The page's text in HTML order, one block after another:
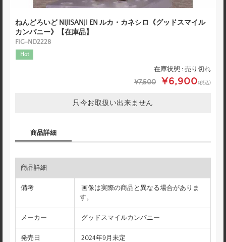
ねんどろいど NIJISANJI EN ルカ・カネシロ《グッドスマイル
カンパニー》【在庫品】
FIG-ND2228
Hot
在庫状態 : 売り切れ
¥7,500 ¥6,900(税込)
只今お取扱い出来ません
商品詳細
商品詳細
備考
画像は実際の商品と異なる場合がありま
す。
メーカー グッドスマイルカンパニー
発売日 2024年9月未定